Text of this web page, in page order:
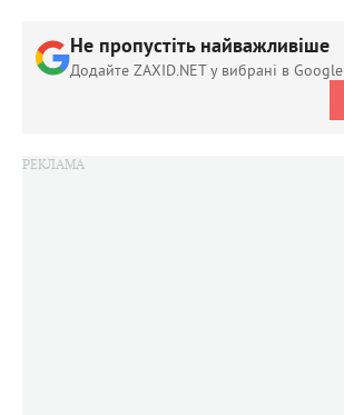
Не пропустіть найважливіше
Додайте ZAXID.NET у вибрані в Google